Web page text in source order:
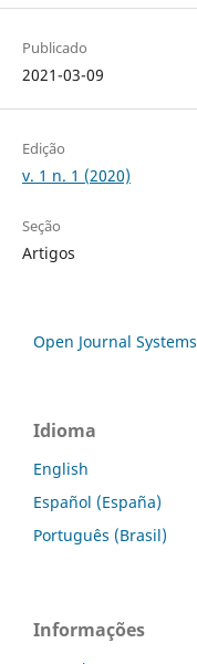
Publicado
2021-03-09
Edição
v. 1 n. 1 (2020)
Seção
Artigos
Open Journal Systems
Idioma
English
Español (España)
Português (Brasil)
Informações